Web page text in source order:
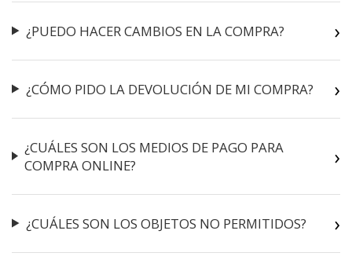
¿PUEDO HACER CAMBIOS EN LA COMPRA?
¿CÓMO PIDO LA DEVOLUCIÓN DE MI COMPRA?
¿CUÁLES SON LOS MEDIOS DE PAGO PARA
COMPRA ONLINE?
¿CUÁLES SON LOS OBJETOS NO PERMITIDOS?